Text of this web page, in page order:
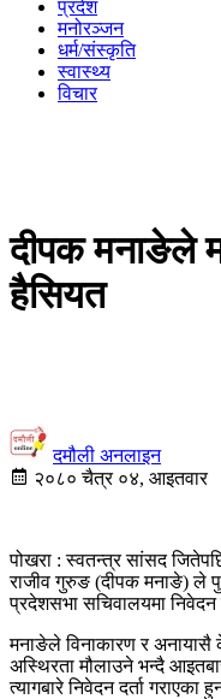
प्रदेश
मनोरञ्जन
धर्म/संस्कृति
स्वास्थ्य
विचार
दीपक मनाङेले
हैसियत
दमौली अनलाइन
२०८० चैत्र ०४, आइतवार
पोखरा : स्वतन्त्र सांसद
राजीव गुरुङ (दीपक मनाङे) ले
प्रदेशसभा सचिवालयमा निवेदन
मनाङेले विनाकारण र अनायासै
अस्थिरता मौलाउने भन्दै
त्यागबारे निवेदन दर्ता गराएका